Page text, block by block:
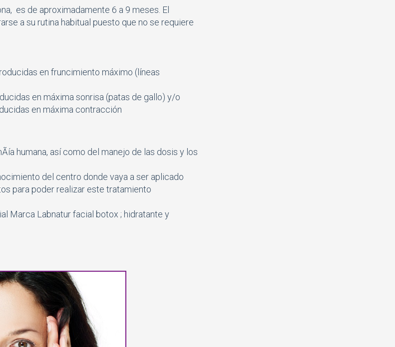
es de aproximadamente 6 a 9 meses. El
a su rutina habitual puesto que no se requiere
en fruncimiento máximo (líneas
en máxima sonrisa (patas de gallo) y/o
en máxima contracción
humana, así­ como del manejo de las dosis y los
del centro donde vaya a ser aplicado
para poder realizar este tratamiento
Marca Labnatur facial botox ; hidratante y